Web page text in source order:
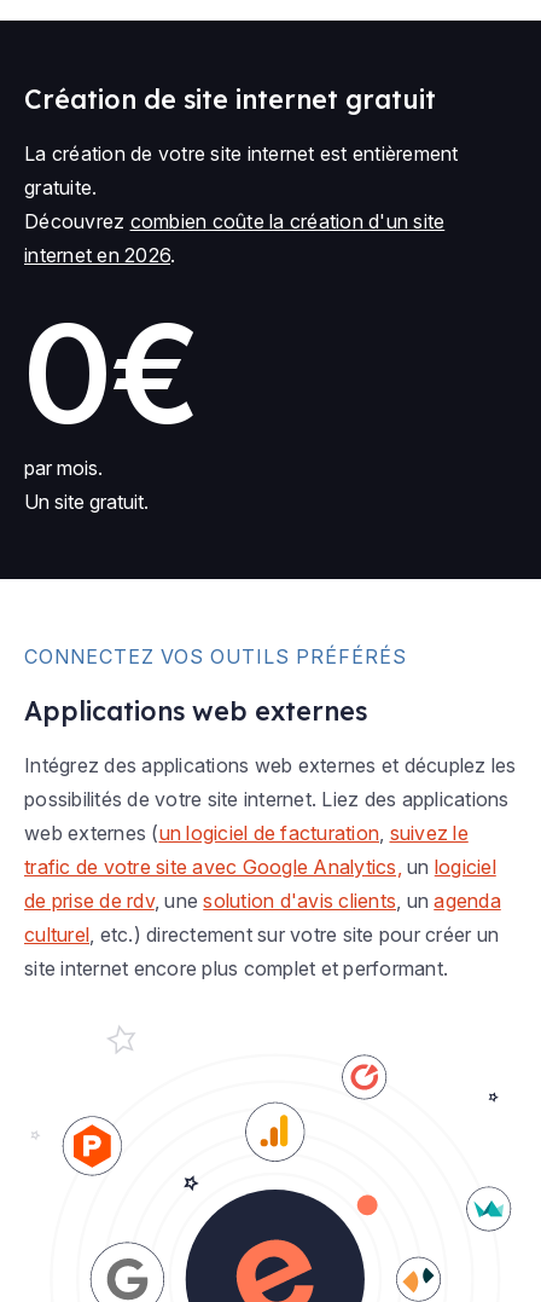
Création de site internet gratuit
La création de votre site internet est entièrement
gratuite.
Découvrez combien coûte la création d'un site
internet en 2026.
0€
par mois.
Un site gratuit.
CONNECTEZ VOS OUTILS PRÉFÉRÉS
Applications web externes
Intégrez des applications web externes et décuplez les
possibilités de votre site internet. Liez des applications
web externes (un logiciel de facturation, suivez le
trafic de votre site avec Google Analytics, un logiciel
de prise de rdv, unesolution d'avis clients, unagenda
culturel, etc.) directement sur votre site pour créer un
site internet encore plus complet et performant.